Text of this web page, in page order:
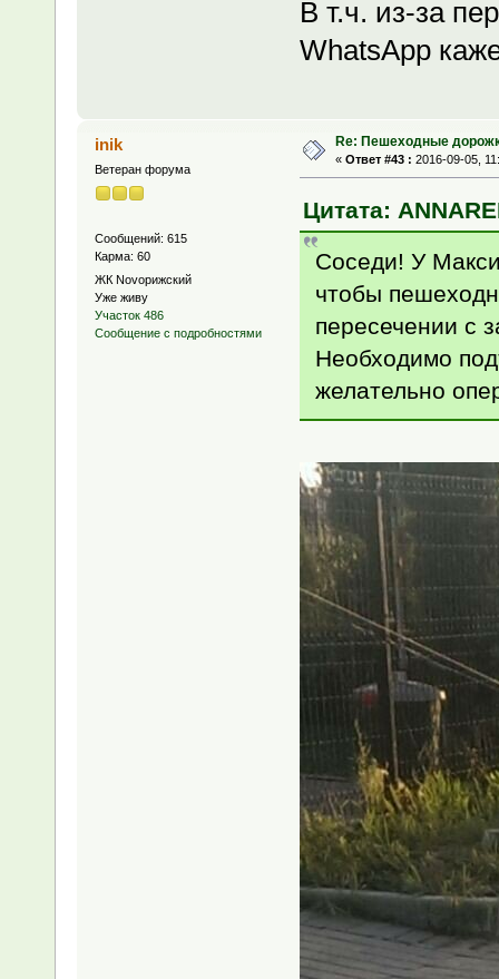
В т.ч. из-за
WhatsApp
inik
Ветеран форума
Сообщений: 615
Карма: 60
ЖК Novoрижский
Уже живу
Участок 486
Сообщение с подробностями
Re: Пешеходные
« Ответ #43 : 2016-09-05,
Цитата:
Соседи! У
чтобы
пересечении с
Необходимо
желательно